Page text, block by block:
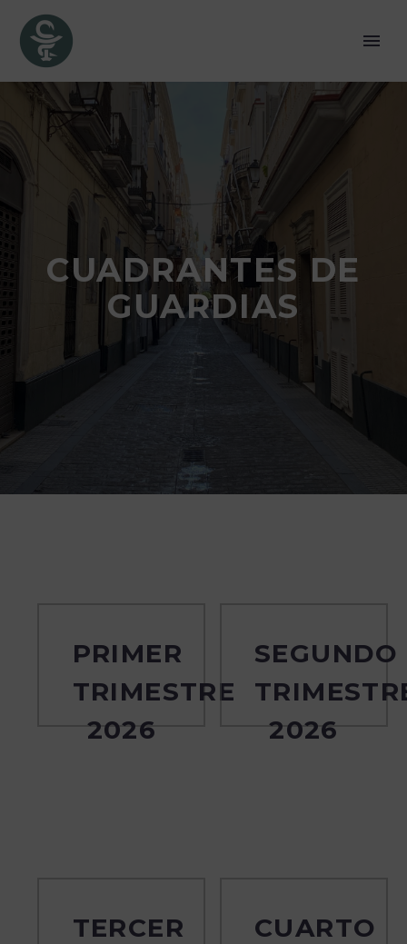
CUADRANTES DE
GUARDIAS
PRIMER
TRIMESTRE
2026
SEGUNDO
2026
TERCER
CUARTO